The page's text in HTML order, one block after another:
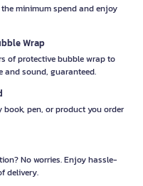
minimum spend and enjoy
Wrap
of protective bubble wrap to
sound, guaranteed.
book, pen, or product you order
No worries. Enjoy hassle-
delivery.